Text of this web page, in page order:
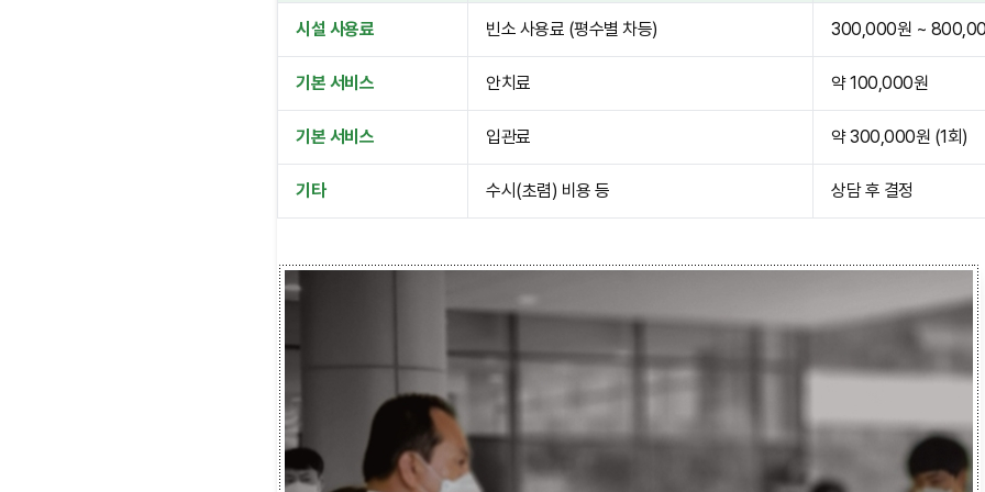
시설 사용료 빈소 사용료 (평수별 차등) 300,000원 ~
기본 서비스 안치료 약 100,000원
기본 서비스 입관료 약 300,000원 (1회)
기타 수시(초렴) 비용 등 상담 후 결정